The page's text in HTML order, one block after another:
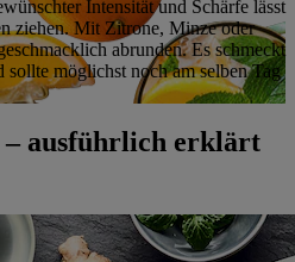
Intensität und Schärfe lässt
ziehen. Mit Zitrone, Minze oder
abrunden. Es schmeckt
möglichst noch am selben Tag
– ausführlich erklärt